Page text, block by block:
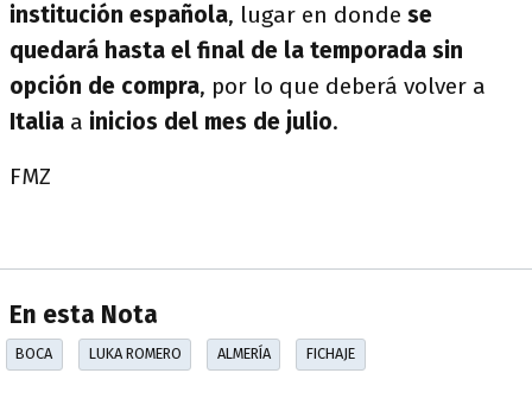
institución española, lugar en donde se
quedará hasta el final de la temporada sin
opción de compra, por lo que deberá volver a
Italia a inicios del mes de julio.
FMZ
En esta Nota
BOCA LUKA ROMERO ALMERÍA FICHAJE